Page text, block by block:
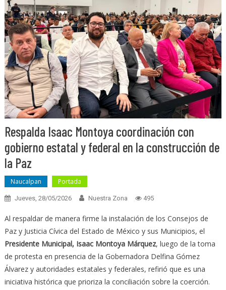
Respalda Isaac Montoya coordinación con
gobierno estatal y federal en la construcción de
la Paz
Naucalpan Portada
Jueves, 28/05/2026 Nuestra Zona 495
Al respaldar de manera firme la instalación de los Consejos de
Paz y Justicia Cívica del Estado de México y sus Municipios, el
Presidente Municipal, Isaac Montoya Márquez, luego de la toma
de protesta en presencia de la Gobernadora Delfina Gómez
Álvarez y autoridades estatales y federales, refirió que es una
iniciativa histórica que prioriza la conciliación sobre la coerción.